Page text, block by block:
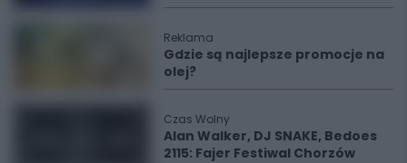
Reklama
Gdzie są najlepsze promocje na
olej?
Czas Wolny
Alan Walker, DJ SNAKE, Bedoes
2115: Fajer Festiwal Chorzów